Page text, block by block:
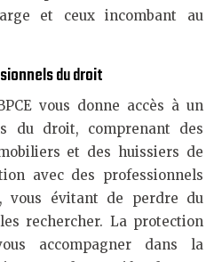
et ceux incombant au
du droit
vous donne accès à un
du droit, comprenant des
et des huissiers de
avec des professionnels
vous évitant de perdre du
rechercher. La protection
accompagner dans la